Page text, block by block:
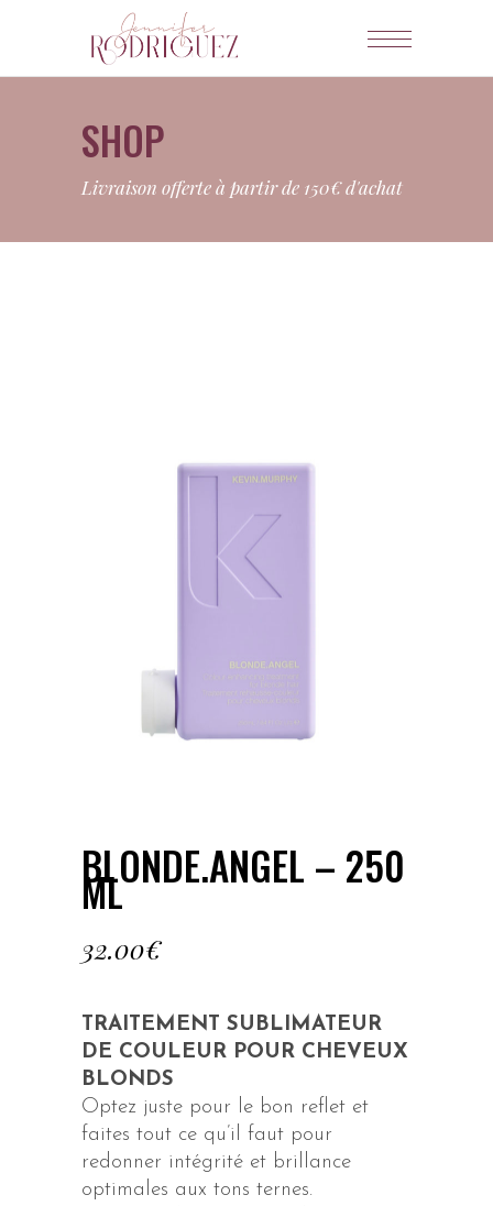
SHOP
Livraison offerte à partir de 150€ d'achat
BLONDE.ANGEL – 250
ML
32.00€
TRAITEMENT SUBLIMATEUR
DE COULEUR POUR CHEVEUX
BLONDS
Optez juste pour le bon reflet et
faites tout ce qu’il faut pour
redonner intégrité et brillance
optimales aux tons ternes.